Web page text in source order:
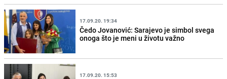
17.09.20. 19:34
Čedo Jovanović: Sarajevo je simbol svega
onoga što je meni u životu važno
17.09.20. 15:53